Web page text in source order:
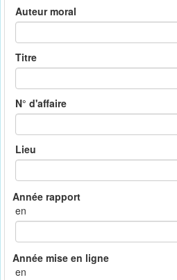
Auteur moral
Titre
N° d'affaire
Lieu
en
en